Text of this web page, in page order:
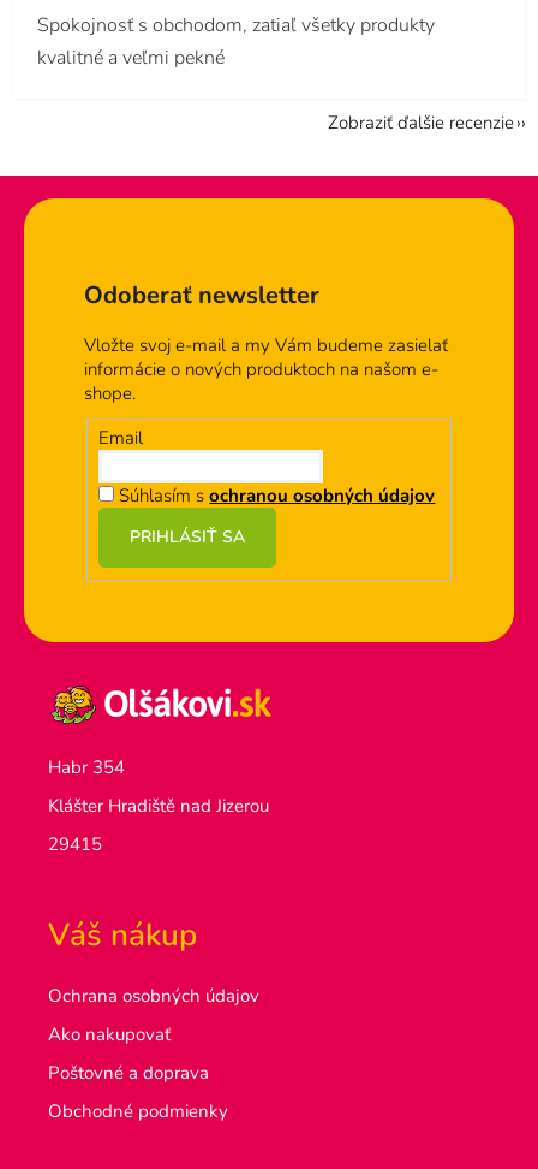
Spokojnosť s obchodom, zatiaľ všetky produkty
kvalitné a veľmi pekné
Zobraziť ďalšie recenzie
Odoberať newsletter
Vložte svoj e-mail a my Vám budeme zasielať
informácie o nových produktoch na našom e-
shope.
Email
Súhlasím sochranou osobných údajov
PRIHLÁSIŤ SA
Habr 354
Klášter Hradiště nad Jizerou
29415
Váš nákup
Ochrana osobných údajov
Ako nakupovať
Poštovné a doprava
Obchodné podmienky